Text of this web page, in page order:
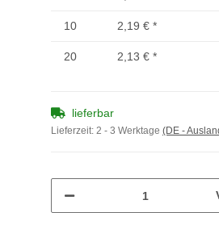
10 2,19 € *
20 2,13 € *
lieferbar
Lieferzeit: 2 - 3 Werktage (DE -